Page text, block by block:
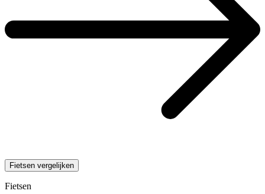
Fietsen vergelijken
Fietsen